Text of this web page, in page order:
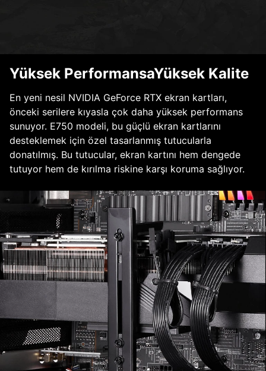
Yüksek PerformansaYüksek Kalite
En yeni nesil NVIDIA GeForce RTX ekran kartları,
önceki serilere kıyasla çok daha yüksek performans
sunuyor. E750 modeli, bu güçlü ekran kartlarını
desteklemek için özel tasarlanmış tutucularla
donatılmış. Bu tutucular, ekran kartını hem dengede
tutuyor hem de kırılma riskine karşı koruma sağlıyor.